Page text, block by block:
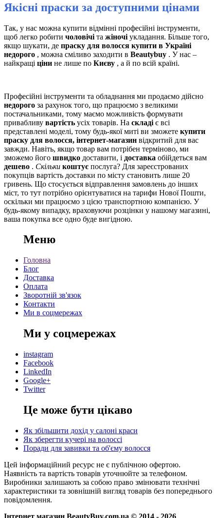
Якісні праски за доступними цінами
Так, у нас можна купити відмінні професійні інструменти,
щоб легко робити чоловічі та жіночі укладання. Більше того,
якщо шукати, де праску для волосся купити в Україні
недорого , можна сміливо заходити в Beautybuy . У нас –
найкращі ціни не лише по Києву , а й по всій країні.
Професійні інструменти та обладнання ми продаємо дійсно
недорого за рахунок того, що працюємо з великими
постачальниками, тому маємо можливість формувати
привабливу вартість усіх товарів. На складі є всі
представлені моделі, тому будь-якої миті ви зможете купити
праску для волосся, інтернет-магазин відкритий для вас
завжди. Навіть, якщо товар вам потрібен терміново, ми
зможемо його швидко доставити, і доставка обійдеться вам
дешево . Скільки коштує послуга? Для зареєстрованих
покупців вартість доставки по місту становить лише 20
гривень. Що стосується відправлення замовлень до інших
міст, то тут потрібно орієнтуватися на тарифи Нової Пошти,
оскільки ми працюємо з цією транспортною компанією. У
будь-якому випадку, враховуючи розцінки у нашому магазині,
ваша покупка все одно буде вигідною.
Меню
Головна
Блог
Доставка
Оплата
Зворотній зв'язок
Контакти
Ми в соцмережах
Ми у соцмережах
instagram
Facebook
LinkedIn
Google+
Twitter
Це може бути цікаво
Як збільшити дохід у салоні краси
Як зберегти кучері на волоссі
Поради для завивки та об'єму волосся
Цей інформаційний ресурс не є публічною офертою.
Наявність та вартість товарів уточнюйте за телефоном.
Виробники залишають за собою право змінювати технічні
характеристики та зовнішній вигляд товарів без попереднього
повідомлення.
Інтернет магазин BeautyBuy.com.ua © 2014 - 2026